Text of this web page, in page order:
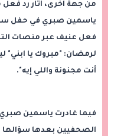
من جهة أخرى، أثار رد
ياسمين صبري في حفل
فعل عنيف عبر منصات
لرمضان: "مبروك يا ابني"
أنت مجنونة واللي إيه".
فيما غادرت ياسمين
الصحفيين بعدها